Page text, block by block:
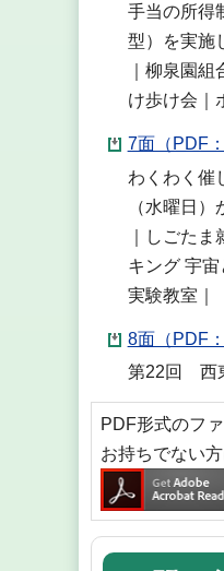
手当の所得
型）を実施
｜柳泉園
け歩け会｜
7面（PDF
わくわく催
（水曜日
｜しごた
キング 宇
実験教室｜
8面（PDF
第22回 西
PDF形式のフ
お持ちでない